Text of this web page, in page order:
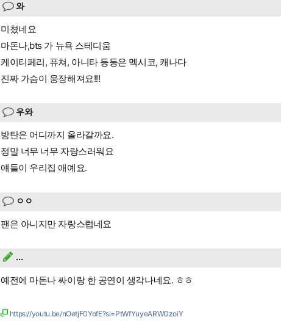
와
미쳤네요
마돈나,bts 가 뉴욕 스테디움
케이티페리, 퓨쳐, 아니타 등등은 멕시코, 캐나다
진짜 가슴이 웅장해져요!!!
우와
방탄은 어디까지 올라갈까요.
정말 너무 너무 자랑스러워요
얘들이 우리집 애예요.
ㅇㅇ
팬은 아니지만 자랑스럽네요
...
예전에 마돈나 싸이랑 한 공연이 생각나네요. ㅎㅎ
https://youtu.be/nOetjF0YofE?si=PtWfYuyeARWGzoiY